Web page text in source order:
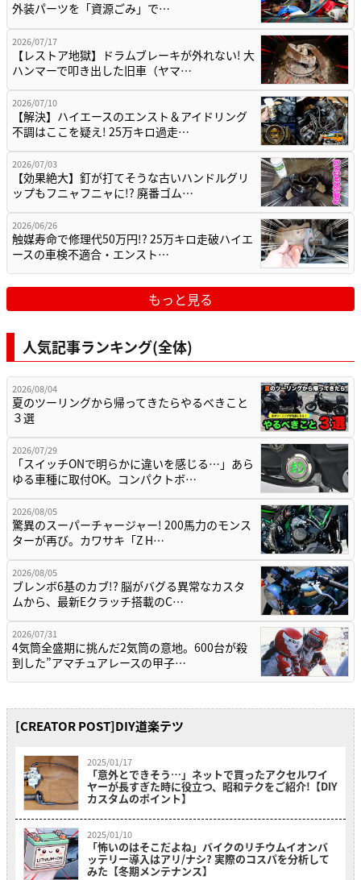
外装パーツを「資源ごみ」で…
2026/07/17
【レストア地獄】ドラムブレーキが外れない! 大
ハンマーで叩き出した旧車（ヤマ…
2026/07/10
【解決】ハイエースのエンスト＆アイドリング
不調はここを疑え! 25万キロ過走…
2026/07/03
【効果絶大】釘が打てそうな古いハンドルグリ
ップもフニャフニャに!? 廃番ゴム…
2026/06/26
触媒寿命で修理代50万円!? 25万キロ走破ハイエ
ースの車検不適合・エンスト…
もっと見る
人気記事ランキング(全体)
2026/08/04
夏のツーリングから帰ってきたらやるべきこと
３選
2026/07/29
「スイッチONで明らかに違いを感じる…」あら
ゆる車種に取付OK。コンパクトボ…
2026/08/05
驚異のスーパーチャージャー! 200馬力のモンス
ターが再び。カワサキ「Z H…
2026/08/05
ブレンボ6基のカブ!? 脳がバグる異常なカスタ
ムから、最新Eクラッチ搭載のC…
2026/07/31
4気筒全盛期に挑んだ2気筒の意地。600台が殺
到した”アマチュアレースの甲子…
[CREATOR POST]DIY道楽テツ
2025/01/17
「意外とできそう…」ネットで買ったアクセルワイ
ヤーが長すぎた時に役立つ、昭和テクをご紹介!【DIY
カスタムのポイント】
2025/01/10
「怖いのはそこだよね」バイクのリチウムイオンバ
ッテリー導入はアリ/ナシ? 実際のコスパを分析して
みた【冬期メンテナンス】